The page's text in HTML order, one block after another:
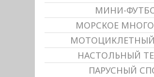
МИНИ-
МОРСКОЕ
НАСТОЛЬНЫЙ
ПАРУСНЫЙ